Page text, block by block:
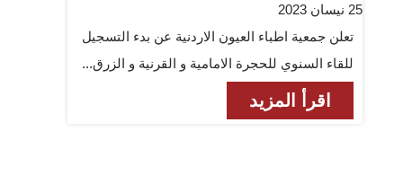
25 نيسان 2023
تعلن جمعية اطباء العيون الاردنية عن بدء التسجيل
للقاء السنوي للحجرة الامامية و القرنية و الزرق...
اقرأ المزيد